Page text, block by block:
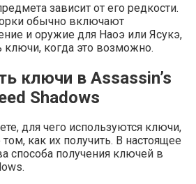
зависит от его редкости.
обычно включают
и оружие для Наоэ или Ясукэ,
ключи, когда это возможно.
ключи в Assassin’s
Shadows
для чего используются ключи,
как их получить. В настоящее
способа получения ключей в